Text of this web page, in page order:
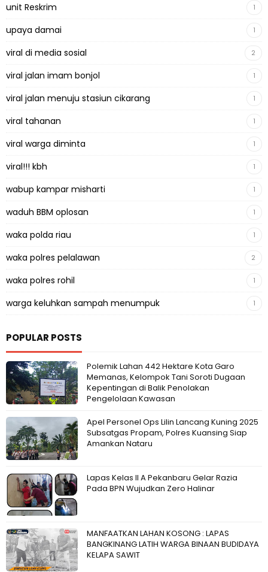
unit Reskrim 1
upaya damai 1
viral di media sosial 2
viral jalan imam bonjol 1
viral jalan menuju stasiun cikarang 1
viral tahanan 1
viral warga diminta 1
viral!!! kbh 1
wabup kampar misharti 1
waduh BBM oplosan 1
waka polda riau 1
waka polres pelalawan 2
waka polres rohil 1
warga keluhkan sampah menumpuk 1
POPULAR POSTS
Polemik Lahan 442 Hektare Kota Garo
Memanas, Kelompok Tani Soroti Dugaan
Kepentingan di Balik Penolakan
Pengelolaan Kawasan
Apel Personel Ops Lilin Lancang Kuning 2025
Subsatgas Propam, Polres Kuansing Siap
Amankan Nataru
Lapas Kelas II A Pekanbaru Gelar Razia
Pada BPN Wujudkan Zero Halinar
MANFAATKAN LAHAN KOSONG : LAPAS
BANGKINANG LATIH WARGA BINAAN BUDIDAYA
KELAPA SAWIT